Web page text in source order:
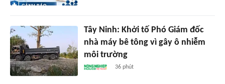
Tây Ninh: Khởi tố Phó Giám đốc
nhà máy bê tông vì gây ô nhiễm
môi trường
36 phút